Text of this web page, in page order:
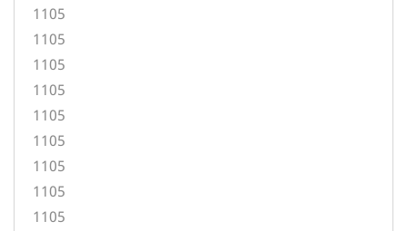
1105
1105
1105
1105
1105
1105
1105
1105
1105